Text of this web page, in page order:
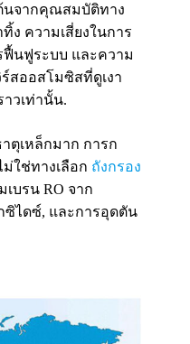
นจากคุณสมบัติทาง
ง ความเสี่ยงในการ
นฟูระบบ และความ
สออสโมซิสที่ดูเงา
าวเท่านั้น.
ตุเหล็กมาก การก
ม่ใช่ทางเลือก ถังกรอง
บรน RO จาก
ไดซ์, และการอุดตัน